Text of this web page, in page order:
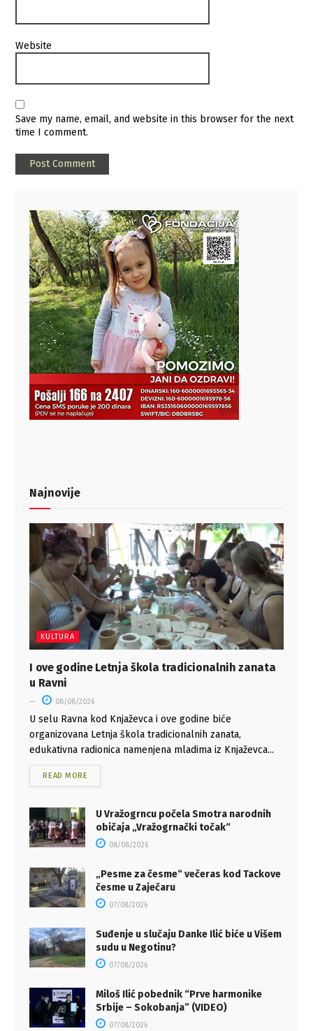
Website
Save my name, email, and website in this browser for the next
time I comment.
Najnovije
KULTURA
I ove godine Letnja škola tradicionalnih zanata
u Ravni
08/08/2026
U selu Ravna kod Knjaževca i ove godine biće
organizovana Letnja škola tradicionalnih zanata,
edukativna radionica namenjena mladima iz Knjaževca...
READ MORE
U Vražogrncu počela Smotra narodnih
običaja „Vražogrnački točak“
08/08/2026
„Pesme za česme“ večeras kod Tackove
česme u Zaječaru
07/08/2026
Suđenje u slučaju Danke Ilić biće u Višem
sudu u Negotinu?
07/08/2026
Miloš Ilić pobednik “Prve harmonike
Srbije – Sokobanja” (VIDEO)
07/08/2026